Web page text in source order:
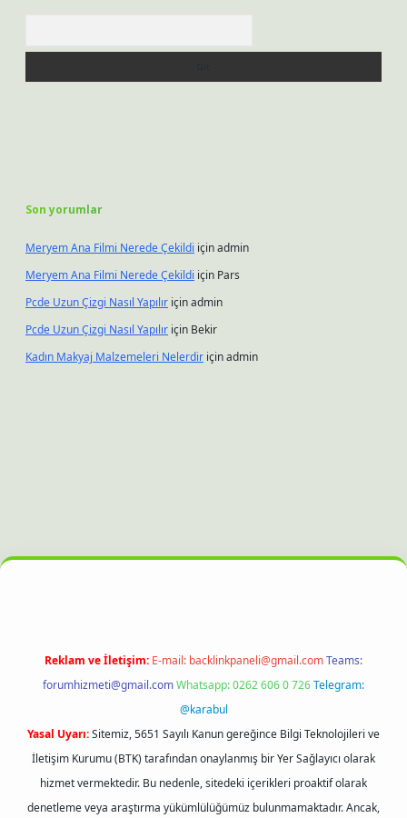
Son yorumlar
Meryem Ana Filmi Nerede Çekildi içinadmin
Meryem Ana Filmi Nerede Çekildi için Pars
Pcde Uzun Çizgi Nasıl Yapılır içinadmin
Pcde Uzun Çizgi Nasıl Yapılır için Bekir
Kadın Makyaj Malzemeleri Nelerdir içinadmin
güncel giriş
Reklam ve İletişim: E-mail: backlinkpaneli@gmail.comTeams:
forumhizmeti@gmail.comWhatsapp: 0262 606 0 726Telegram:
@karabul
Yasal Uyarı:Sitemiz, 5651 Sayılı Kanun gereğince Bilgi Teknolojileri ve
İletişim Kurumu (BTK) tarafından onaylanmış bir Yer Sağlayıcı olarak
hizmet vermektedir. Bu nedenle, sitedeki içerikleri proaktif olarak
denetleme veya araştırma yükümlülüğümüz bulunmamaktadır. Ancak,